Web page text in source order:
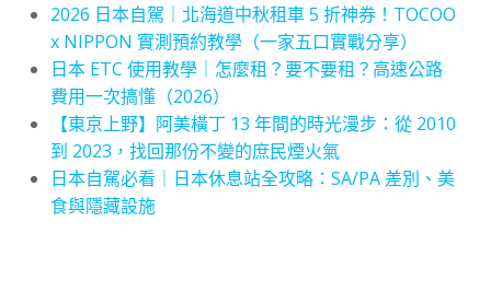
2026 日本自駕｜北海道中秋租車 5 折神券！TOCOO
x NIPPON 實測預約教學（一家五口實戰分享）
日本 ETC 使用教學｜怎麼租？要不要租？高速公路
費用一次搞懂（2026）
【東京上野】阿美橫丁 13 年間的時光漫步：從 2010
到 2023，找回那份不變的庶民煙火氣
日本自駕必看｜日本休息站全攻略：SA/PA 差別、美
食與隱藏設施